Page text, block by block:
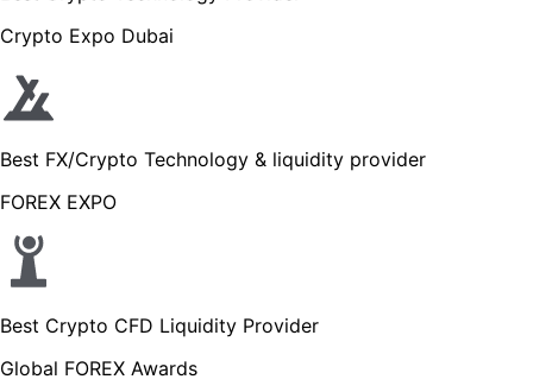
Crypto Expo Dubai
Best FX/Crypto Technology & liquidity provider
FOREX EXPO
Best Crypto CFD Liquidity Provider
Global FOREX Awards